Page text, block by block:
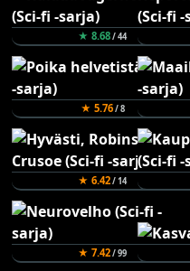
★ 8.68/ 44
★ 5.76/ 8
★ 6.42/ 14
★ 7.42/ 99